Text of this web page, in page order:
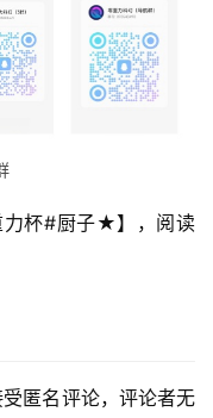
杯#厨子★】，阅读
匿名评论，评论者无